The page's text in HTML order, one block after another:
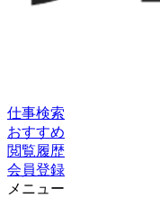
仕事検索
おすすめ
閲覧履歴
会員登録
メニュー